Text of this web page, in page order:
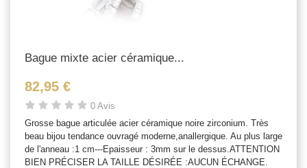
Bague mixte acier céramique...
82,95 €
0 Avis
Grosse bague articulée acier céramique noire zirconium. Très
beau bijou tendance ouvragé moderne,anallergique. Au plus large
de l'anneau :1 cm---Epaisseur : 3mm sur le dessus.ATTENTION
BIEN PRÉCISER LA TAILLE DÉSIRÉE :AUCUN ÉCHANGE.